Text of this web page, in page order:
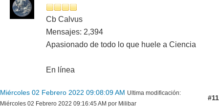
Cb Calvus
Mensajes: 2,394
Apasionado de todo lo que huele a Ciencia
En línea
Miércoles 02 Febrero 2022 09:08:09 AM Ultima modificación:
Miércoles 02 Febrero 2022 09:16:45 AM por Milibar
#11